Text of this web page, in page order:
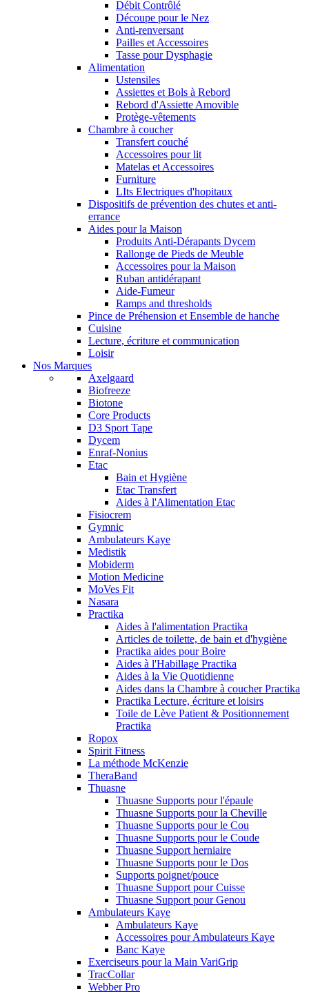
Débit Contrôlé
Découpe pour le Nez
Anti-renversant
Pailles et Accessoires
Tasse pour Dysphagie
Alimentation
Ustensiles
Assiettes et Bols à Rebord
Rebord d'Assiette Amovible
Protège-vêtements
Chambre à coucher
Transfert couché
Accessoires pour lit
Matelas et Accessoires
Furniture
LIts Electriques d'hopitaux
Dispositifs de prévention des chutes et anti-
errance
Aides pour la Maison
Produits Anti-Dérapants Dycem
Rallonge de Pieds de Meuble
Accessoires pour la Maison
Ruban antidérapant
Aide-Fumeur
Ramps and thresholds
Pince de Préhension et Ensemble de hanche
Cuisine
Lecture, écriture et communication
Loisir
Nos Marques
Axelgaard
Biofreeze
Biotone
Core Products
D3 Sport Tape
Dycem
Enraf-Nonius
Etac
Bain et Hygiène
Etac Transfert
Aides à l'Alimentation Etac
Fisiocrem
Gymnic
Ambulateurs Kaye
Medistik
Mobiderm
Motion Medicine
MoVes Fit
Nasara
Practika
Aides à l'alimentation Practika
Articles de toilette, de bain et d'hygiène
Practika aides pour Boire
Aides à l'Habillage Practika
Aides à la Vie Quotidienne
Aides dans la Chambre à coucher Practika
Practika Lecture, écriture et loisirs
Toile de Lève Patient & Positionnement
Practika
Ropox
Spirit Fitness
La méthode McKenzie
TheraBand
Thuasne
Thuasne Supports pour l'épaule
Thuasne Supports pour la Cheville
Thuasne Supports pour le Cou
Thuasne Supports pour le Coude
Thuasne Support herniaire
Thuasne Supports pour le Dos
Supports poignet/pouce
Thuasne Support pour Cuisse
Thuasne Support pour Genou
Ambulateurs Kaye
Ambulateurs Kaye
Accessoires pour Ambulateurs Kaye
Banc Kaye
Exerciseurs pour la Main VariGrip
TracCollar
Webber Pro